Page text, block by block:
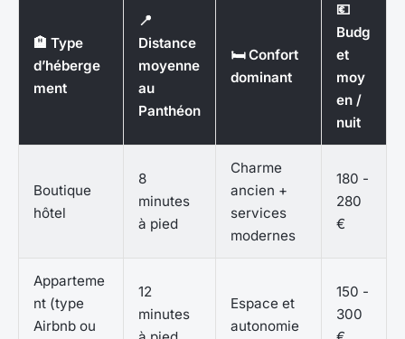
🏨 Type
d’héberge
ment
📍
Distance
moyenne
au
Panthéon
🛏️ Confort
dominant
💶
Budg
et
moy
en /
nuit
Boutique
hôtel
8
minutes
à pied
Charme
ancien +
services
modernes
180 -
280
€
Apparteme
nt (type
Airbnb ou
12
minutes
Espace et
autonomie
150 -
300